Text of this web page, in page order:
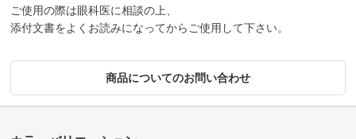
ご使用の際は眼科医に相談の上、
添付文書をよくお読みになってからご使用して下さい。
商品についてのお問い合わせ